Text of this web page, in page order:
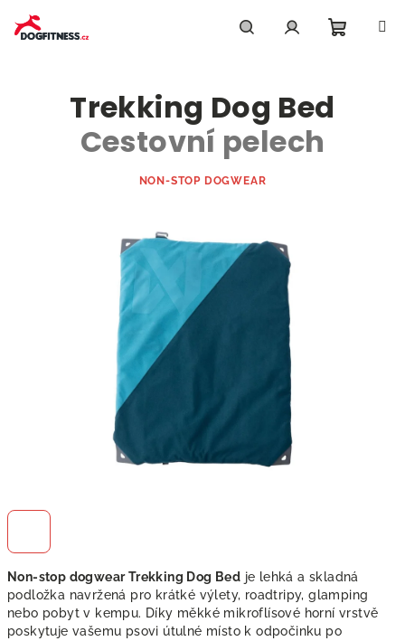
obsah
Non-stop dogwear Trekking Dog Bed je lehká a skladná
podložka navržená pro krátké výlety, roadtripy, glamping
nebo pobyt v kempu. Díky měkké mikroflísové horní vrstvě
poskytuje vašemu psovi útulné místo k odpočinku po
Trekking Dog Bed
Cestovní pelech
NON-STOP DOGWEAR